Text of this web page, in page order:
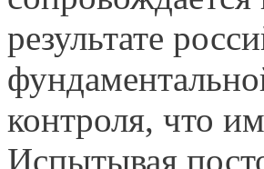
результате
контроля, что
Испытывая